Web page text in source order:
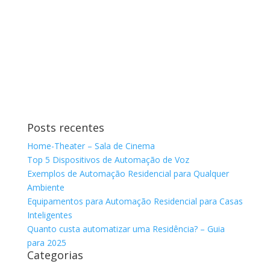
Posts recentes
Home-Theater – Sala de Cinema
Top 5 Dispositivos de Automação de Voz
Exemplos de Automação Residencial para Qualquer
Ambiente
Equipamentos para Automação Residencial para Casas
Inteligentes
Quanto custa automatizar uma Residência? – Guia
para 2025
Categorias